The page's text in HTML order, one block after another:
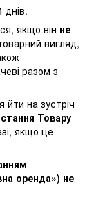
якщо він не
вигляд,
разом з
на зустріч
Товару
якщо це
оренда») не